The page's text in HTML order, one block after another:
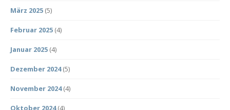
März 2025 (5)
Februar 2025 (4)
Januar 2025 (4)
Dezember 2024(5)
November 2024(4)
Oktober 2024(4)